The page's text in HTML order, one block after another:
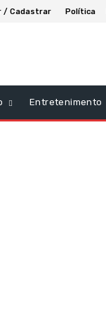
/ Cadastrar Política
Entretenimento